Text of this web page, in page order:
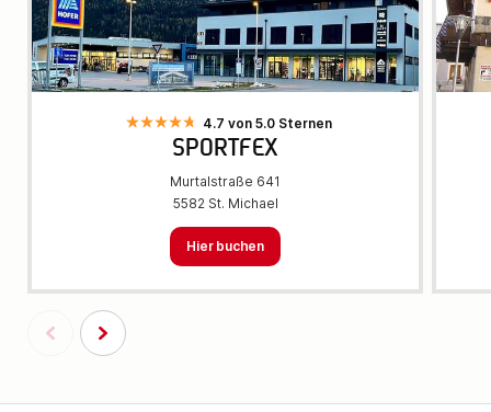
4.7 von 5.0 Sternen
SPORTFEX
Murtalstraße 641
5582 St. Michael
Hier buchen